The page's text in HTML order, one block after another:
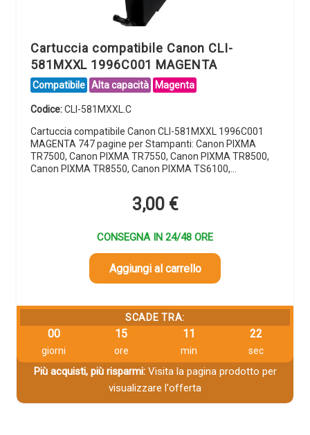
Cartuccia compatibile Canon CLI-
581MXXL 1996C001 MAGENTA
Compatibile Alta capacità Magenta
Codice:CLI-581MXXL.C
Cartuccia compatibile Canon CLI-581MXXL 1996C001
MAGENTA 747 pagine per Stampanti: Canon PIXMA
TR7500, Canon PIXMA TR7550, Canon PIXMA TR8500,
Canon PIXMA TR8550, Canon PIXMA TS6100,…
3,00 €
CONSEGNA IN 24/48 ORE
Aggiungi al carrello
SCADE TRA:
00
giorni
15
ore
11
min
22
sec
Più acquisti, più risparmi:Visita la pagina prodotto per
visualizzare l'offerta